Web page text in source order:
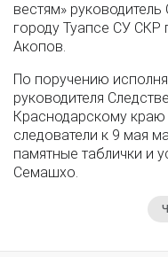
вестям»
городу Туапсе СУ СКР
Акопов.
По поручению
руководителя
Краснодарскому
следователи к 9 мая
памятные таблички и
Семашхо.